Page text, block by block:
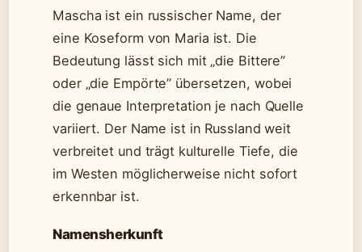
Mascha ist ein russischer Name, der
eine Koseform von Maria ist. Die
Bedeutung lässt sich mit „die Bittere”
oder „die Empörte” übersetzen, wobei
die genaue Interpretation je nach Quelle
variiert. Der Name ist in Russland weit
verbreitet und trägt kulturelle Tiefe, die
im Westen möglicherweise nicht sofort
erkennbar ist.
Namensherkunft